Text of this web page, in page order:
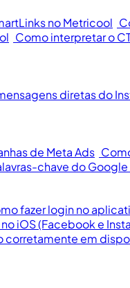
no Metricool
Como interpretar o
diretas do
de Meta Ads
chave do Google
fazer login no
iOS (Facebook e
corretamente em